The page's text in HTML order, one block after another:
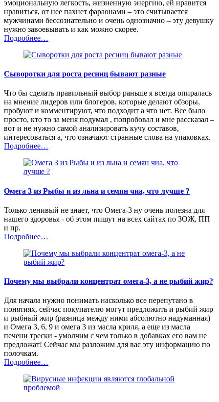
эмоциональную легкость, жизненную энергию, ей нравится
нравиться, от нее пахнет фараонами – это считывается
мужчинами бессознательно и очень однозначно – эту девушку
нужно завоевывать и как можно скорее.
Подробнее…
Сыворотки для роста ресниц бывают разные
Что бы сделать правильный выбор раньше я всегда опиралась
на мнение лидеров или блогеров, которые делают обзоры,
пробуют и комментируют, что подходит а что нет. Все было
просто, кто то за меня подумал , попробовал и мне рассказал –
вот и не нужно самой анализировать кучу составов,
интересоваться а, что означают странные слова на упаковках.
Подробнее…
Омега 3 из Рыбы и из льна и семян чиа, что лучше ?
Только ленивый не знает, что Омега-3 ну очень полезна для
нашего здоровья - об этом пишут на всех сайтах по ЗОЖ, ПП
и пр.
Подробнее…
Почему мы выбрали концентрат омега-3, а не рыбий жир?
Для начала нужно понимать насколько все перепутано в
понятиях, сейчас покупателю могут предложить и рыбий жир
и рыбный жир (разница между ними абсолютно надуманная)
и Омега 3, 6, 9 и омега 3 из масла криля, а еще из масла
печени трески - умолчим с чем только в добавках его вам не
предложат! Сейчас мы разложим для вас эту информацию по
полочкам.
Подробнее…